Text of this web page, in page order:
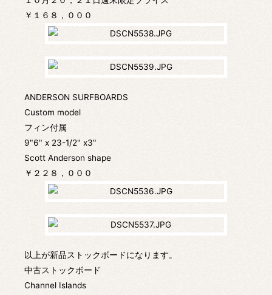
￥１６８，０００
ANDERSON SURFBOARDS
Custom model
フィン付属
9"6" x 23-1/2" x3"
Scott Anderson shape
￥２２８，０００
以上が新品ストックボードになります。
中古ストックボード
Channel Islands